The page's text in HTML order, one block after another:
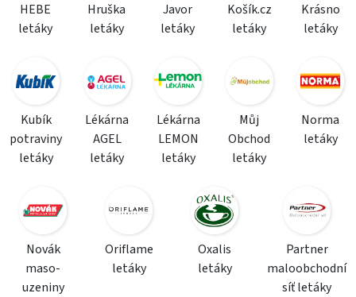
HEBE
letáky
Hruška
letáky
Javor
letáky
Košík.cz
letáky
Krásno
letáky
Kubík
potraviny
letáky
Lékárna
AGEL
letáky
Lékárna
LEMON
letáky
Můj
Obchod
letáky
Norma
letáky
Novák
maso-
uzeniny
Oriflame
letáky
Oxalis
letáky
Partner
maloobchodní
síť letáky